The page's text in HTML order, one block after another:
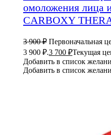
омоложения лица
CARBOXY
3 900₽ Первоначальная
3 900 ₽.3 700 ₽Текущая
Добавить в список
Добавить в список